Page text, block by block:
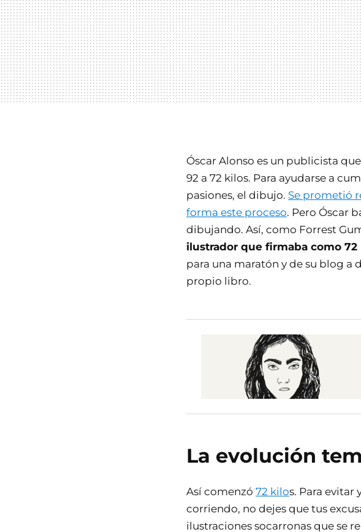
Óscar Alonso es un publicista
92 a 72 kilos. Para ayudarse a
pasiones, el dibujo. Se prometió
forma este proceso. Pero Óscar
dibujando. Así, como Forrest
ilustrador que firmaba como 72
para una maratón y de su blog a
propio libro.
La evolución
Así comenzó 72 kilos. Para evitar
corriendo, no dejes que tus
ilustraciones socarronas que se